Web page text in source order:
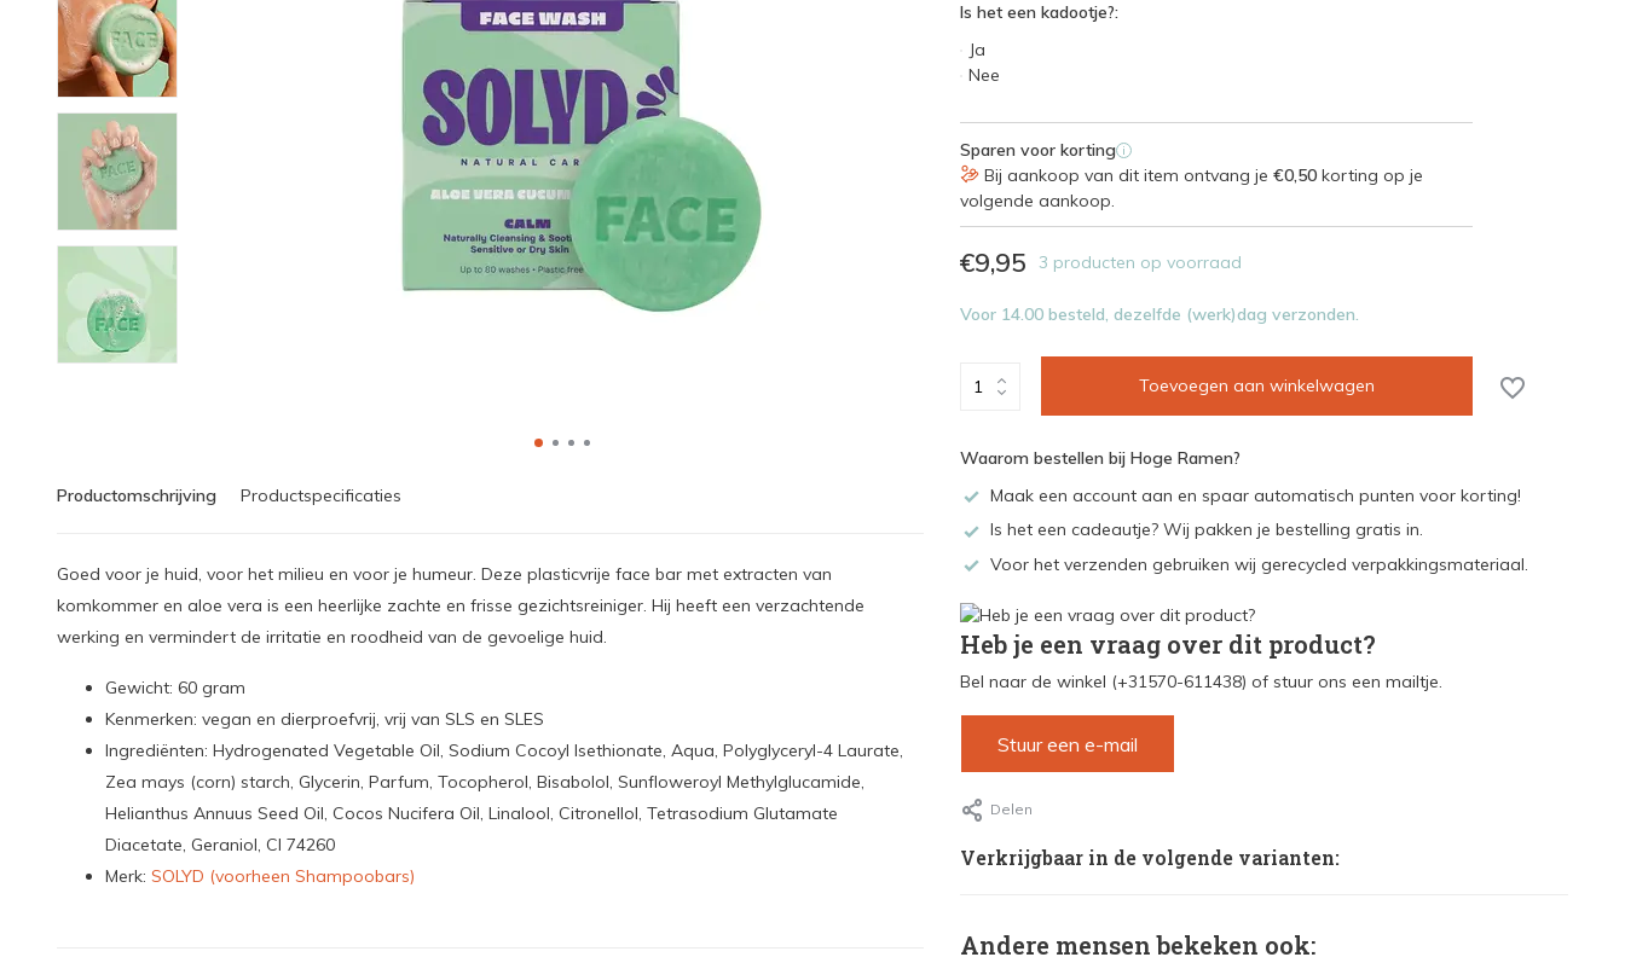
Productomschrijving Productspecificaties
Goed voor je huid, voor het milieu en voor je humeur. Deze plasticvrije face bar met extracten van
komkommer en aloe vera is een heerlijke zachte en frisse gezichtsreiniger. Hij heeft een verzachtende
werking en vermindert de irritatie en roodheid van de gevoelige huid.
Gewicht: 60 gram
Kenmerken: vegan en dierproefvrij, vrij van SLS en SLES
Ingrediënten: Hydrogenated Vegetable Oil, Sodium Cocoyl Isethionate, Aqua, Polyglyceryl-4 Laurate,
Zea mays (corn) starch, Glycerin, Parfum, Tocopherol, Bisabolol, Sunfloweroyl Methylglucamide,
Helianthus Annuus Seed Oil, Cocos Nucifera Oil, Linalool, Citronellol, Tetrasodium Glutamate
Diacetate, Geraniol, CI 74260
Merk: SOLYD (voorheen Shampoobars)
Is het een kadootje?:
Ja
Nee
Sparen voor korting i
Bij aankoop van dit item ontvang je €0,50korting op je
volgende aankoop.
€9,95 3 producten op voorraad
Voor 14.00 besteld, dezelfde (werk)dag verzonden.
Toevoegen aan winkelwagen
Waarom bestellen bij Hoge Ramen?
Maak een account aan en spaar automatisch punten voor korting!
Is het een cadeautje? Wij pakken je bestelling gratis in.
Voor het verzenden gebruiken wij gerecycled verpakkingsmateriaal.
Heb je een vraag over dit product?
Bel naar de winkel (+31570-611438) of stuur ons een mailtje.
Stuur een e-mail
Delen
Verkrijgbaar in de volgende varianten:
Andere mensen bekeken ook: